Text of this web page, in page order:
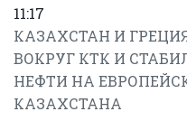
11:17
КАЗАХСТАН И
ВОКРУГ КТК И
НЕФТИ НА
КАЗАХСТАНА